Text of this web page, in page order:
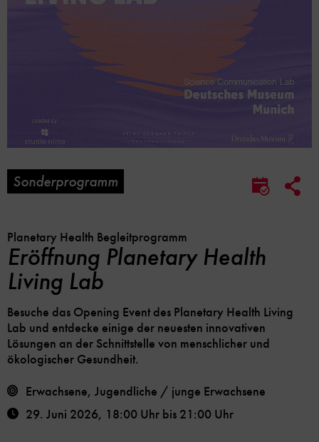
Sonderprogramm
Planetary Health Begleitprogramm
Eröffnung Planetary Health
Living Lab
Besuche das Opening Event des Planetary Health Living
Lab und entdecke einige der neuesten innovativen
Lösungen an der Schnittstelle von menschlicher und
ökologischer Gesundheit.
Erwachsene, Jugendliche / junge Erwachsene
29. Juni 2026, 18:00 Uhr bis 21:00 Uhr